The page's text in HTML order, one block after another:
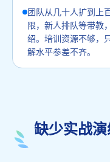
团队从几十人扩到上
限，新人排队等带教
绍。培训资源不够，
解水平参差不齐。
缺少实战